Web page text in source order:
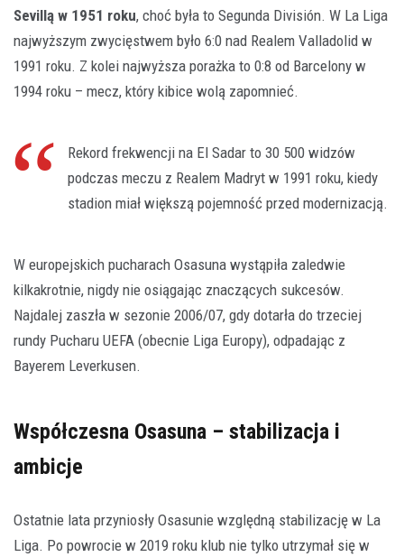
Sevillą w 1951 roku, choć była to Segunda División. W La Liga
najwyższym zwycięstwem było 6:0 nad Realem Valladolid w
1991 roku. Z kolei najwyższa porażka to 0:8 od Barcelony w
1994 roku – mecz, który kibice wolą zapomnieć.
Rekord frekwencji na El Sadar to 30 500 widzów
podczas meczu z Realem Madryt w 1991 roku, kiedy
stadion miał większą pojemność przed modernizacją.
W europejskich pucharach Osasuna wystąpiła zaledwie
kilkakrotnie, nigdy nie osiągając znaczących sukcesów.
Najdalej zaszła w sezonie 2006/07, gdy dotarła do trzeciej
rundy Pucharu UEFA (obecnie Liga Europy), odpadając z
Bayerem Leverkusen.
Współczesna Osasuna – stabilizacja i
ambicje
Ostatnie lata przyniosły Osasunie względną stabilizację w La
Liga. Po powrocie w 2019 roku klub nie tylko utrzymał się w